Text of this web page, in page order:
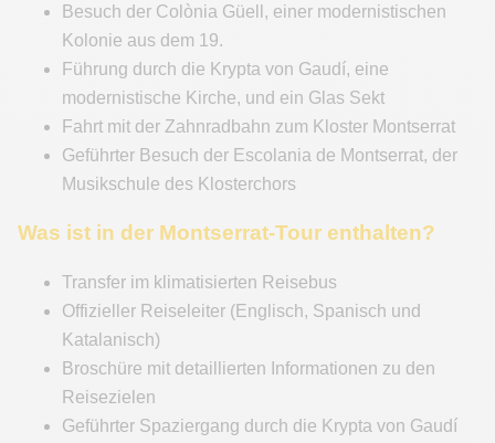
Besuch der Colònia Güell, einer modernistischen
Kolonie aus dem 19.
Führung durch die Krypta von Gaudí, eine
modernistische Kirche, und ein Glas Sekt
Fahrt mit der Zahnradbahn zum Kloster Montserrat
Geführter Besuch der Escolania de Montserrat, der
Musikschule des Klosterchors
Was ist in der Montserrat-Tour enthalten?
Transfer im klimatisierten Reisebus
Offizieller Reiseleiter (Englisch, Spanisch und
Katalanisch)
Broschüre mit detaillierten Informationen zu den
Reisezielen
Geführter Spaziergang durch die Krypta von Gaudí